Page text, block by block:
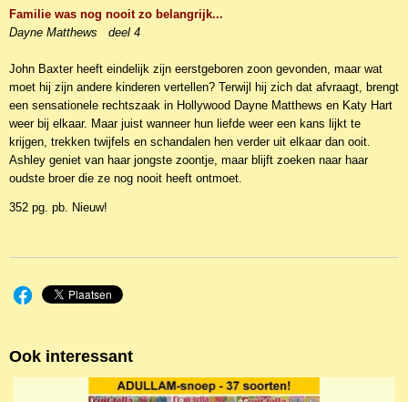
EAN code
9789029721776
Familie was nog nooit zo belangrijk...
Dayne Matthews deel 4
John Baxter heeft eindelijk zijn eerstgeboren zoon gevonden, maar wat
moet hij zijn andere kinderen vertellen? Terwijl hij zich dat afvraagt, brengt
een sensationele rechtszaak in Hollywood Dayne Matthews en Katy Hart
weer bij elkaar. Maar juist wanneer hun liefde weer een kans lijkt te
krijgen, trekken twijfels en schandalen hen verder uit elkaar dan ooit.
Ashley geniet van haar jongste zoontje, maar blijft zoeken naar haar
oudste broer die ze nog nooit heeft ontmoet.
352 pg. pb. Nieuw!
Ook interessant